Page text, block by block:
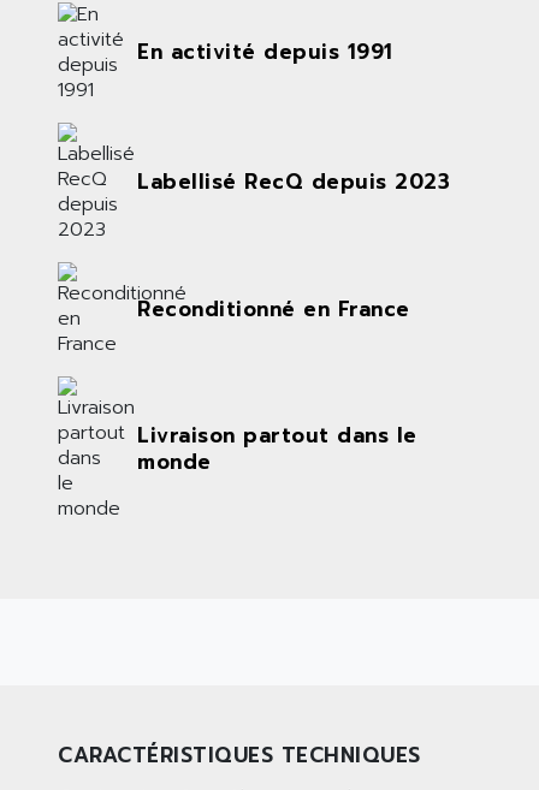
En activité depuis 1991
Labellisé RecQ depuis 2023
Reconditionné en France
Livraison partout dans le
monde
CARACTÉRISTIQUES TECHNIQUES